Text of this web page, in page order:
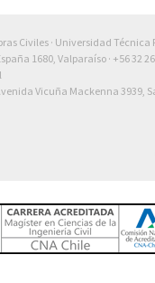
Civiles · Universidad
1680, Valparaíso · +56 32
Vicuña Mackenna 3939,